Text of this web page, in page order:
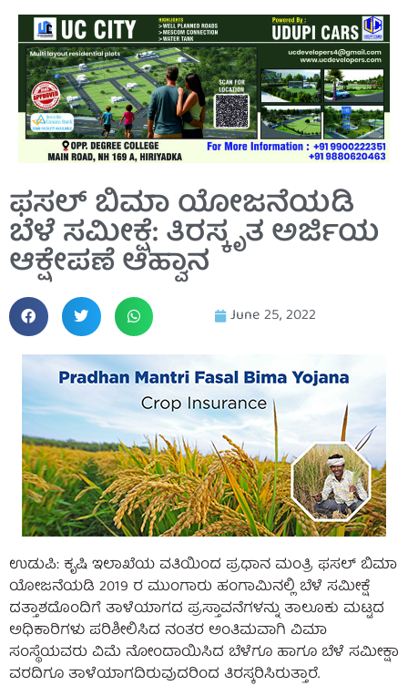
ಫಸಲ್ ಬಿಮಾ ಯೋಜನೆಯಡಿ
ಬೆಳೆ ಸಮೀಕ್ಷೆ: ತಿರಸ್ಕೃತ ಅರ್ಜಿಯ
ಆಕ್ಷೇಪಣೆ ಆಹ್ವಾನ
June 25, 2022
ಉಡುಪಿ: ಕೃಷಿ ಇಲಾಖೆಯ ವತಿಯಿಂದ ಪ್ರಧಾನ ಮಂತ್ರಿ ಫಸಲ್ ಬಿಮಾ
ಯೋಜನೆಯಡಿ 2019 ರ ಮುಂಗಾರು ಹಂಗಾಮಿನಲ್ಲಿ ಬೆಳೆ ಸಮೀಕ್ಷೆ
ದತ್ತಾಶದೊಂದಿಗೆ ತಾಳೆಯಾಗದ ಪ್ರಸ್ತಾವನೆಗಳನ್ನು ತಾಲೂಕು ಮಟ್ಟದ
ಅಧಿಕಾರಿಗಳು ಪರಿಶೀಲಿಸಿದ ನಂತರ ಅಂತಿಮವಾಗಿ ವಿಮಾ
ಸಂಸ್ಥೆಯವರು ವಿಮೆ ನೋಂದಾಯಿಸಿದ ಬೆಳೆಗೂ ಹಾಗೂ ಬೆಳೆ ಸಮೀಕ್ಷಾ
ವರದಿಗೂ ತಾಳೆಯಾಗದಿರುವುದರಿಂದ ತಿರಸ್ಕರಿಸಿರುತ್ತಾರೆ.